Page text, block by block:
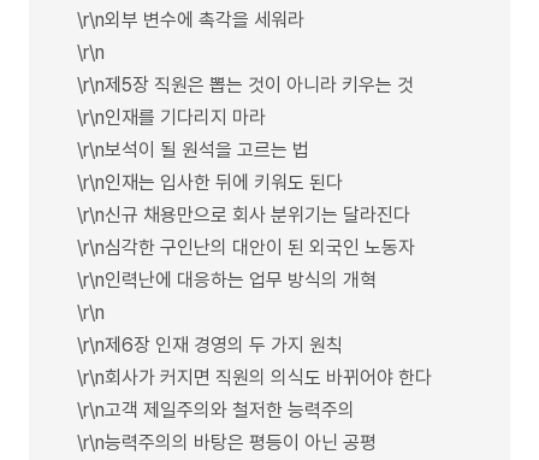
\r\n외부 변수에 촉각을 세워라
\r\n
\r\n제5장 직원은 뽑는 것이 아니라 키우는 것
\r\n인재를 기다리지 마라
\r\n보석이 될 원석을 고르는 법
\r\n인재는 입사한 뒤에 키워도 된다
\r\n신규 채용만으로 회사 분위기는 달라진다
\r\n심각한 구인난의 대안이 된 외국인 노동자
\r\n인력난에 대응하는 업무 방식의 개혁
\r\n
\r\n제6장 인재 경영의 두 가지 원칙
\r\n회사가 커지면 직원의 의식도 바뀌어야 한다
\r\n고객 제일주의와 철저한 능력주의
\r\n능력주의의 바탕은 평등이 아닌 공평